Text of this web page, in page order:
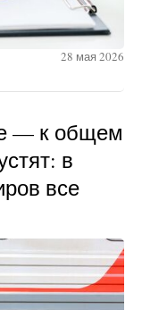
28 мая 2026
— к общем
в
все